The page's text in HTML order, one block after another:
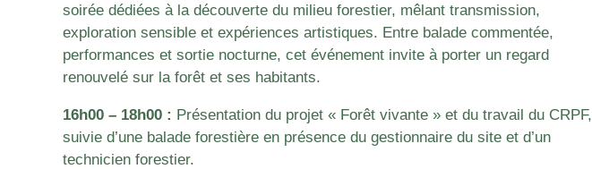
soirée dédiées à la découverte du milieu forestier, mêlant transmission,
exploration sensible et expériences artistiques. Entre balade commentée,
performances et sortie nocturne, cet événement invite à porter un regard
renouvelé sur la forêt et ses habitants.
16h00 – 18h00 : Présentation du projet « Forêt vivante » et du travail du CRPF,
suivie d’une balade forestière en présence du gestionnaire du site et d’un
technicien forestier.